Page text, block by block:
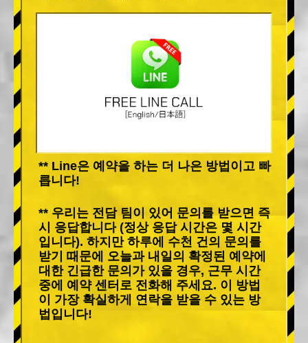
** Line은 예약을 하는 더 나은 방법이고 빠
릅니다!
** 우리는 전담 팀이 있어 문의를 받으면 즉
시 응답합니다 (정상 응답 시간은 몇 시간
입니다). 하지만 하루에 수천 건의 문의를
받기 때문에 오늘과 내일의 확정된 예약에
대한 긴급한 문의가 있을 경우, 근무 시간
중에 예약 센터로 전화해 주세요. 이 방법
이 가장 확실하게 연락을 받을 수 있는 방
법입니다!